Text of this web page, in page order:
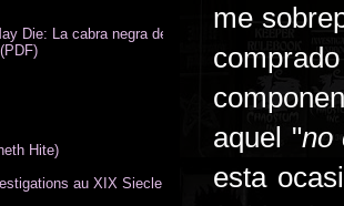
me
aquel "no
esta
Die: La cabra negra de los bosques
Hite)
au XIX Siecle